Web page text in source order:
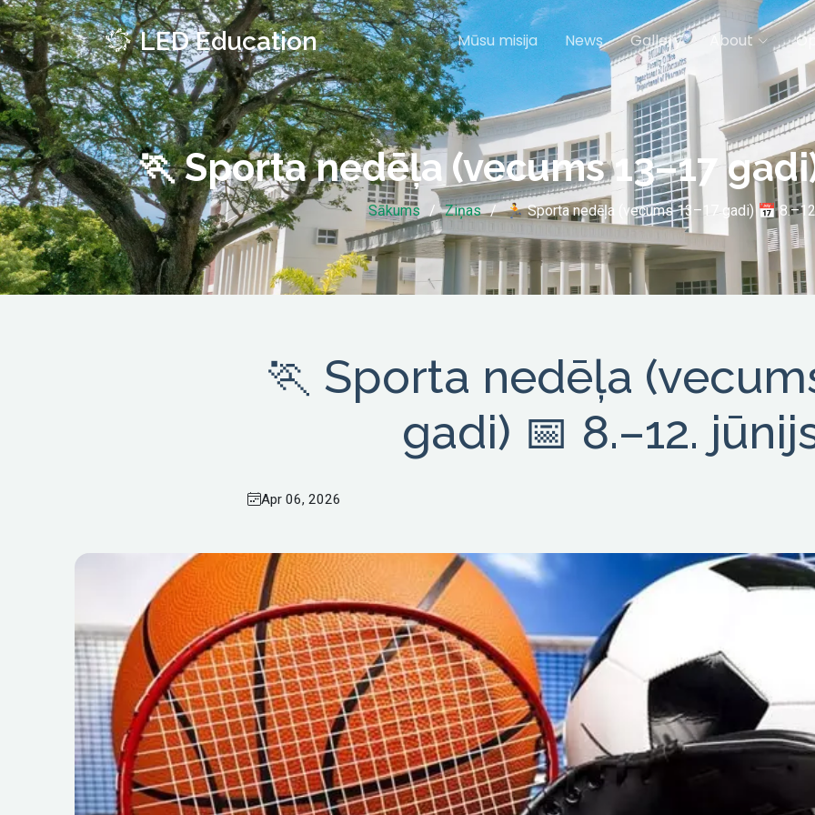
LED Education Mūsu misija News Gallery About
🏃 Sporta nedēļa (vecums 13–17
Sākums Ziņas 🏃 Sporta nedēļa (vecums 13–17 gadi) 📅
🏃 Sporta nedēļa
gadi) 📅 8.–12.
Apr 06, 2026